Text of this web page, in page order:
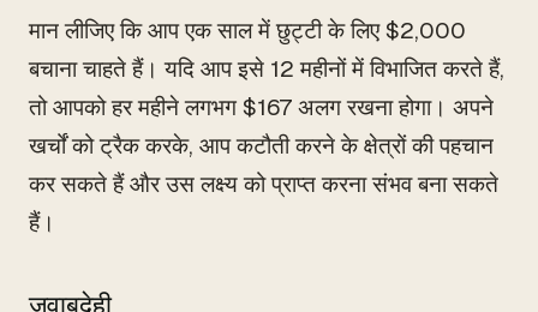
मान लीजिए कि आप एक साल में छुट्टी के लिए $2,000
बचाना चाहते हैं। यदि आप इसे 12 महीनों में विभाजित करते हैं,
तो आपको हर महीने लगभग $167 अलग रखना होगा। अपने
खर्चों को ट्रैक करके, आप कटौती करने के क्षेत्रों की पहचान
कर सकते हैं और उस लक्ष्य को प्राप्त करना संभव बना सकते
हैं।